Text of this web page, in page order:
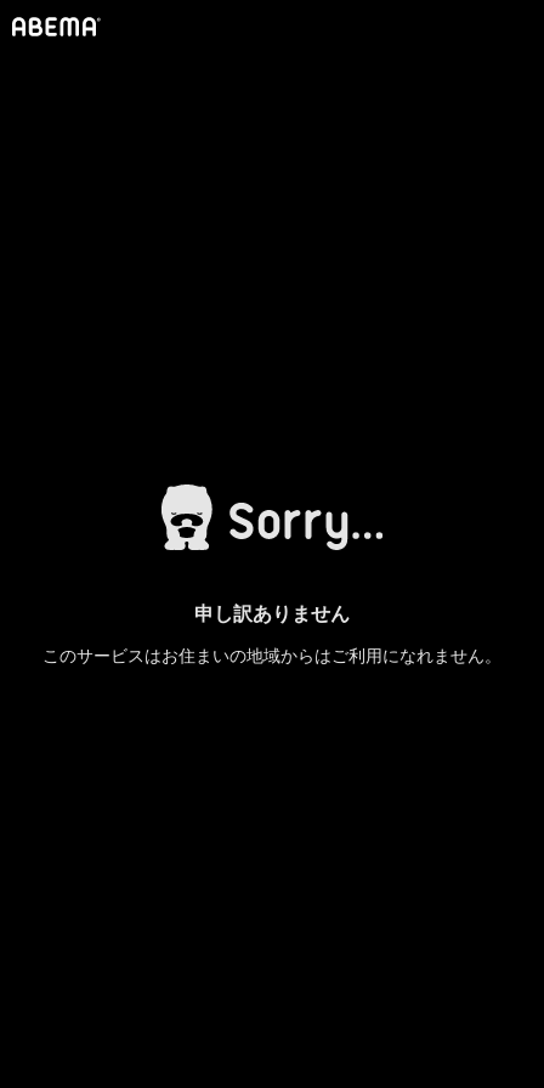
申し訳ありません
このサービスはお住まいの地域からはご利用になれません。